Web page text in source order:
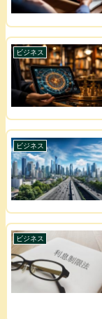
ビジネス
ビジネス
ビジネス